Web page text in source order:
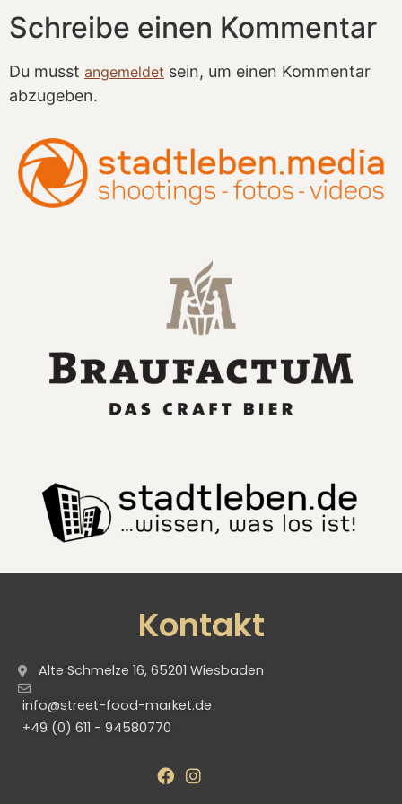
Schreibe einen Kommentar
Du musst angemeldet sein, um einen Kommentar
abzugeben.
Kontakt
Alte Schmelze 16, 65201 Wiesbaden
info@street-food-market.de
+49 (0) 611 - 94580770